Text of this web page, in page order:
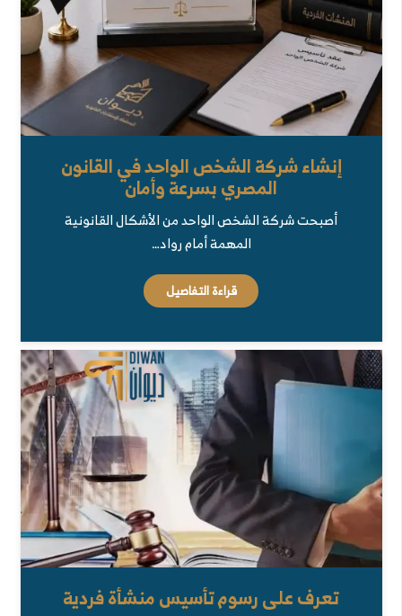
إنشاء شركة الشخص الواحد في القانون
المصري بسرعة وأمان
أصبحت شركة الشخص الواحد من الأشكال القانونية
المهمة أمام رواد…
قراءة التفاصيل
تعرف على رسوم تأسيس منشأة فردية